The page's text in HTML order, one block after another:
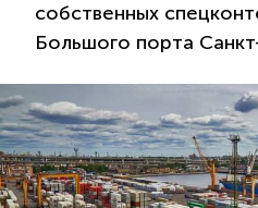
собственных
Большого порта